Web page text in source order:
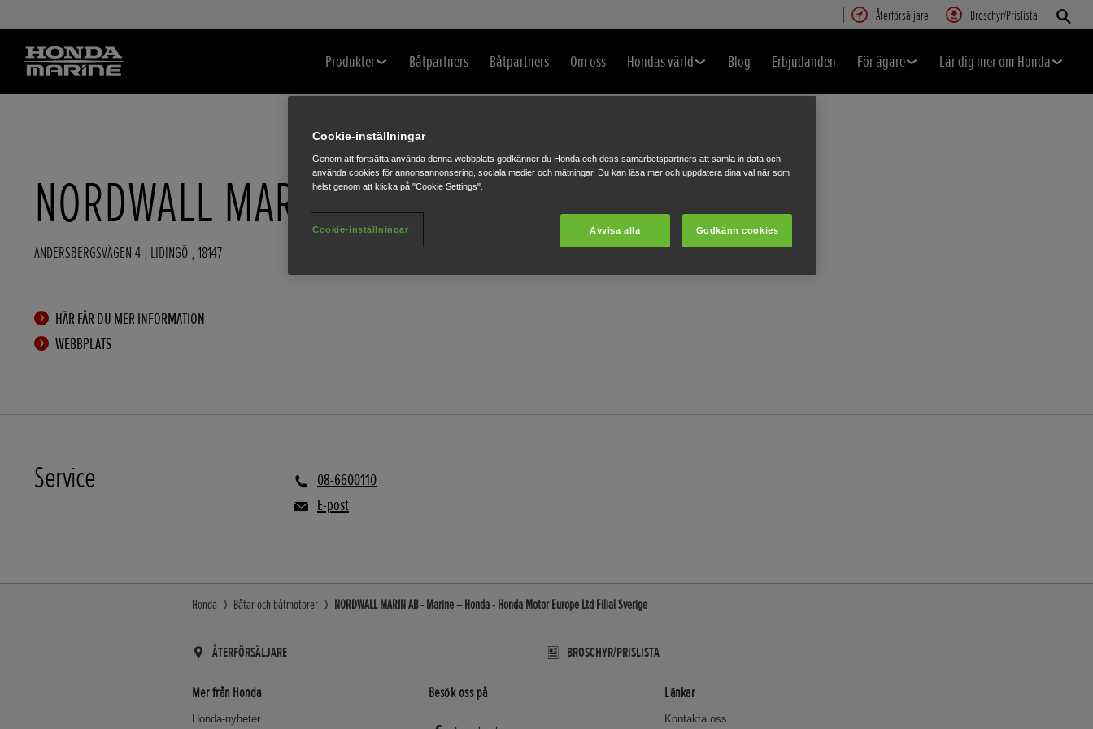
Återförsäljare Broschyr/Prislista
Produkter Båtpartners Båtpartners Om oss Hondas värld Blog Erbjudanden För ägare Lär dig mer om Honda
NORDWALL MARIN AB
ANDERSBERGSVÄGEN 4 , LIDINGÖ , 18147
HÄR FÅR DU MER INFORMATION
WEBBPLATS
Service
08-6600110
E-post
Honda Båtar och båtmotorer NORDWALL MARIN AB - Marine – Honda - Honda Motor Europe Ltd Filial Sverige
ÅTERFÖRSÄLJARE BROSCHYR/PRISLISTA
Mer från Honda
Honda-nyheter
Besök oss på Länkar
Kontakta oss
Cookie-inställningar
Genom att fortsätta använda denna webbplats godkänner du Honda och dess samarbetspartners att samla in data och
använda cookies för annonsannonsering, sociala medier och mätningar. Du kan läsa mer och uppdatera dina val när som
helst genom att klicka på "Cookie Settings".
Avvisa alla Godkänn cookies
Cookie-inställningar